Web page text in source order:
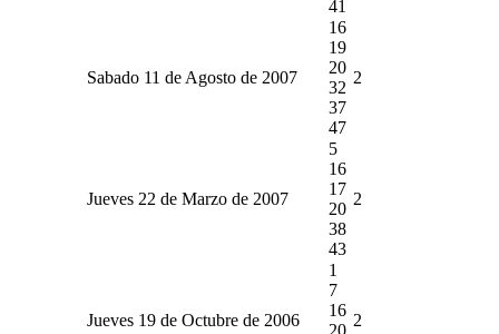
41
Sabado 11 de Agosto de 2007
16
19
20
32
37
47
2
Jueves 22 de Marzo de 2007
5
16
17
20
38
43
2
Jueves 19 de Octubre de 2006
1
7
16
20
2